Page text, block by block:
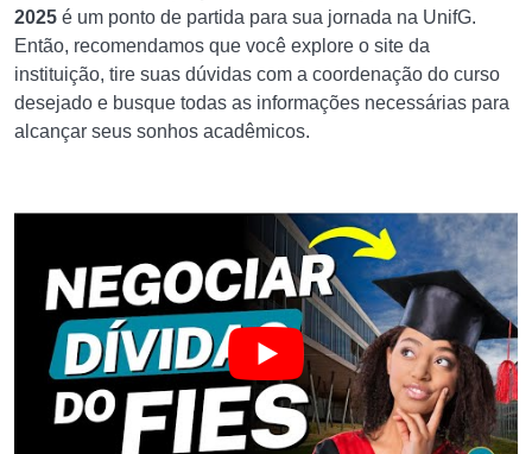
2025 é um ponto de partida para sua jornada na UnifG.
Então, recomendamos que você explore o site da
instituição, tire suas dúvidas com a coordenação do curso
desejado e busque todas as informações necessárias para
alcançar seus sonhos acadêmicos.